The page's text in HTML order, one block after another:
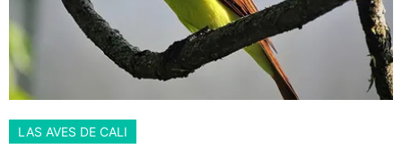
LAS AVES DE CALI